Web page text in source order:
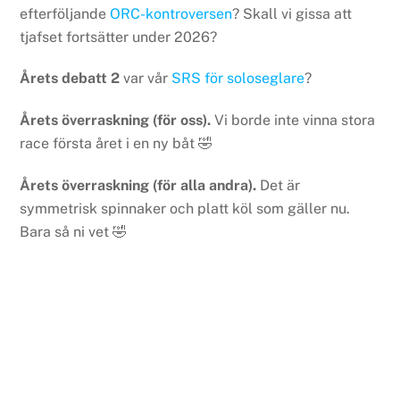
efterföljandeORC-kontroversen? Skall vi gissa att
tjafset fortsätter under 2026?
Årets debatt 2 var vår SRS för soloseglare?
Årets överraskning (för oss).Vi borde inte vinna stora
race första året i en ny båt 🤣
Årets överraskning (för alla andra). Det är
symmetrisk spinnaker och platt köl som gäller nu.
Bara så ni vet 🤣